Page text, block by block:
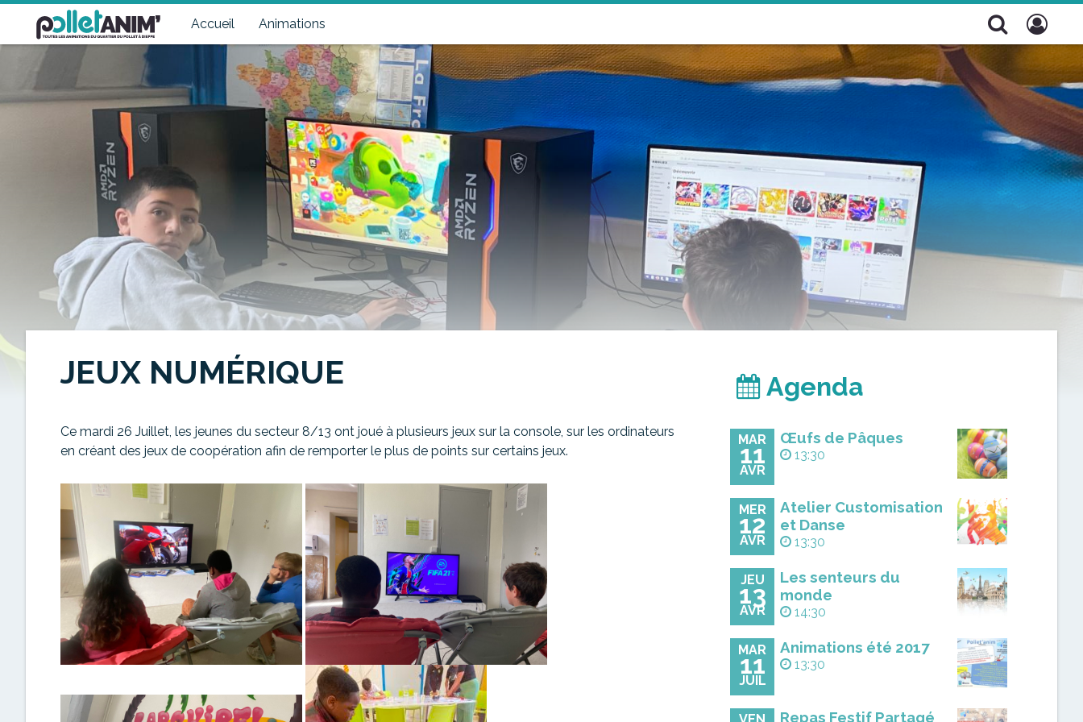
Accueil Animations
Pollet Anim'
Toutes les animations du quartier du Pollet à Dieppe
JEUX NUMÉRIQUE
Ce mardi 26 Juillet, les jeunes du secteur 8/13 ont joué à plusieurs jeux sur la console, sur les ordinateurs
en créant des jeux de coopération afin de remporter le plus de points sur certains jeux.
Agenda
MAR
11
AVR
Œufs de Pâques
13:30
MER
12
AVR
Atelier Customisation
et Danse
13:30
JEU
13
AVR
Les senteurs du
monde
14:30
MAR
11
JUIL
Animations été 2017
13:30
Repas Festif Partagé